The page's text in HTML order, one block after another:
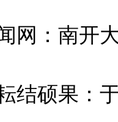
网：南开
结硕果：